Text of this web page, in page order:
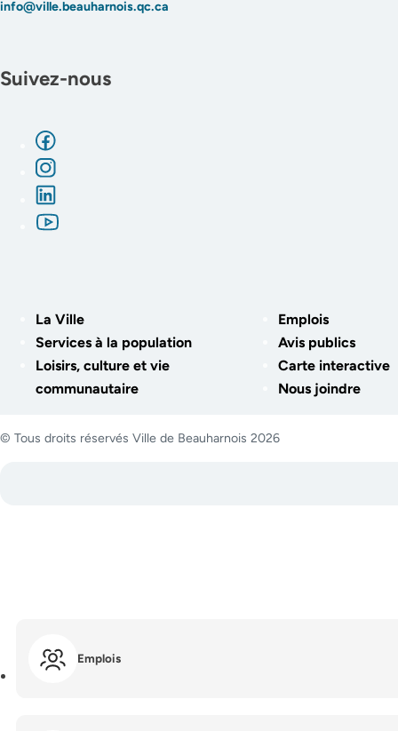
info@ville.beauharnois.qc.ca
Suivez-nous
La Ville
Services à la population
Loisirs, culture et vie
communautaire
Emplois
Avis publics
Carte interactive
Nous joindre
© Tous droits réservés Ville de Beauharnois 2026
Emplois